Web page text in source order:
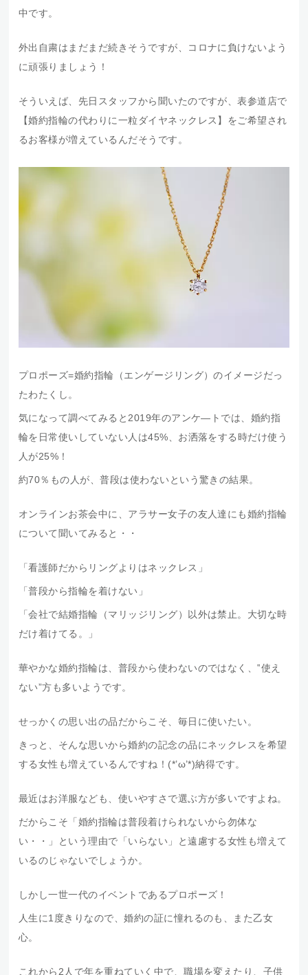
中です。
外出自粛はまだまだ続きそうですが、コロナに負けないよう
に頑張りましょう！
そういえば、先日スタッフから聞いたのですが、表参道店で
【婚約指輪の代わりに一粒ダイヤネックレス】をご希望され
るお客様が増えているんだそうです。
プロポーズ=婚約指輪（エンゲージリング）のイメージだっ
たわたくし。
気になって調べてみると2019年のアンケ―トでは、婚約指
輪を日常使いしていない人は45%、お洒落をする時だけ使う
人が25%！
約70％もの人が、普段は使わないという驚きの結果。
オンラインお茶会中に、アラサー女子の友人達にも婚約指輪
について聞いてみると・・
「看護師だからリングよりはネックレス」
「普段から指輪を着けない」
「会社で結婚指輪（マリッジリング）以外は禁止。大切な時
だけ着けてる。」
華やかな婚約指輪は、普段から使わないのではなく、‟使え
ない”方も多いようです。
せっかくの思い出の品だからこそ、毎日に使いたい。
きっと、そんな思いから婚約の記念の品にネックレスを希望
する女性も増えているんですね！(*’ω’*)納得です。
最近はお洋服なども、使いやすさで選ぶ方が多いですよね。
だからこそ「婚約指輪は普段着けられないから勿体な
い・・」という理由で「いらない」と遠慮する女性も増えて
いるのじゃないでしょうか。
しかし一世一代のイベントであるプロポーズ！
人生に1度きりなので、婚約の証に憧れるのも、また乙女
心。
これから2人で年を重ねていく中で、職場を変えたり、子供